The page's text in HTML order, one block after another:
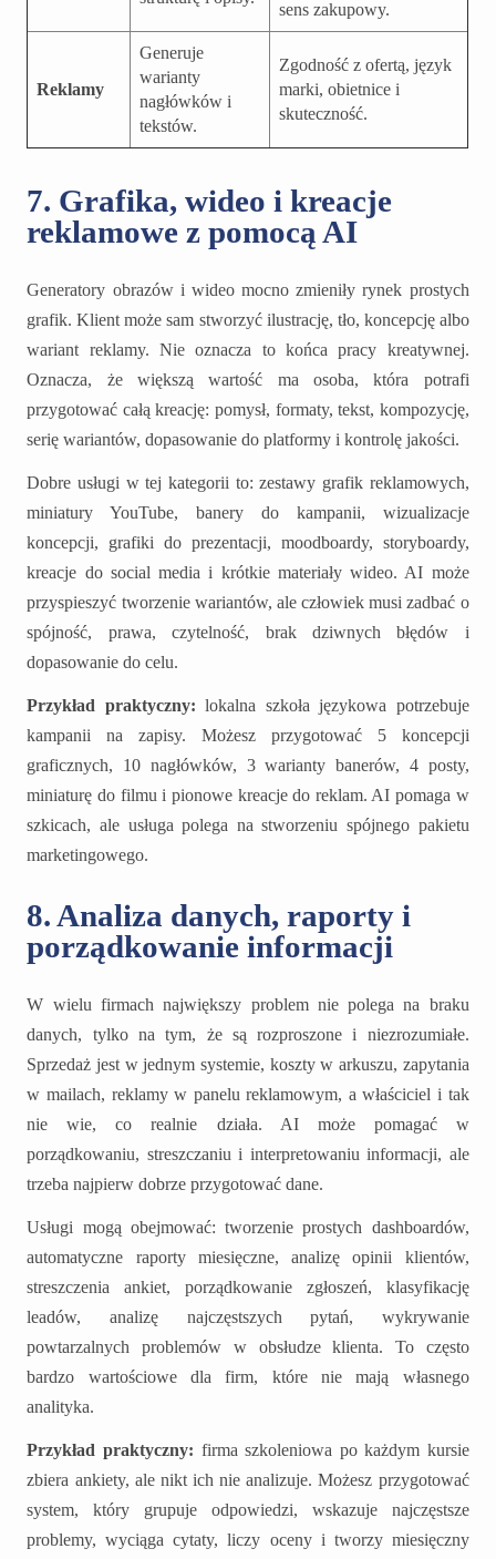
sens zakupowy.
Reklamy
Generuje
warianty
nagłówków i
tekstów.
Zgodność z ofertą, język
marki, obietnice i
skuteczność.
7. Grafika, wideo i kreacje
reklamowe z pomocą AI
Generatory obrazów i wideo mocno zmieniły rynek prostych
grafik. Klient może sam stworzyć ilustrację, tło, koncepcję albo
wariant reklamy. Nie oznacza to końca pracy kreatywnej.
Oznacza, że większą wartość ma osoba, która potrafi
przygotować całą kreację: pomysł, formaty, tekst, kompozycję,
serię wariantów, dopasowanie do platformy i kontrolę jakości.
Dobre usługi w tej kategorii to: zestawy grafik reklamowych,
miniatury YouTube, banery do kampanii, wizualizacje
koncepcji, grafiki do prezentacji, moodboardy, storyboardy,
kreacje do social media i krótkie materiały wideo. AI może
przyspieszyć tworzenie wariantów, ale człowiek musi zadbać o
spójność, prawa, czytelność, brak dziwnych błędów i
dopasowanie do celu.
Przykład praktyczny: lokalna szkoła językowa potrzebuje
kampanii na zapisy. Możesz przygotować 5 koncepcji
graficznych, 10 nagłówków, 3 warianty banerów, 4 posty,
miniaturę do filmu i pionowe kreacje do reklam. AI pomaga w
szkicach, ale usługa polega na stworzeniu spójnego pakietu
marketingowego.
8. Analiza danych, raporty i
porządkowanie informacji
W wielu firmach największy problem nie polega na braku
danych, tylko na tym, że są rozproszone i niezrozumiałe.
Sprzedaż jest w jednym systemie, koszty w arkuszu, zapytania
w mailach, reklamy w panelu reklamowym, a właściciel i tak
nie wie, co realnie działa. AI może pomagać w
porządkowaniu, streszczaniu i interpretowaniu informacji, ale
trzeba najpierw dobrze przygotować dane.
Usługi mogą obejmować: tworzenie prostych dashboardów,
automatyczne raporty miesięczne, analizę opinii klientów,
streszczenia ankiet, porządkowanie zgłoszeń, klasyfikację
leadów, analizę najczęstszych pytań, wykrywanie
powtarzalnych problemów w obsłudze klienta. To często
bardzo wartościowe dla firm, które nie mają własnego
analityka.
Przykład praktyczny: firma szkoleniowa po każdym kursie
zbiera ankiety, ale nikt ich nie analizuje. Możesz przygotować
system, który grupuje odpowiedzi, wskazuje najczęstsze
problemy, wyciąga cytaty, liczy oceny i tworzy miesięczny